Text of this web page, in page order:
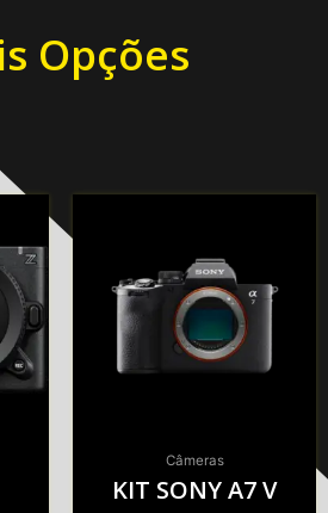
Opções
Câmeras
KIT SONY A7 V